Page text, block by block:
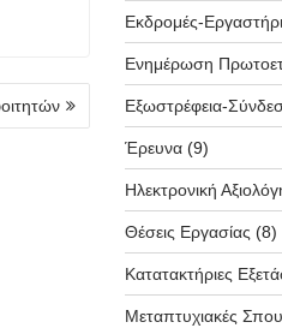
Εκδρομές-
Ενημέρωση
Εξωστρέφεια-
Έρευνα(9)
Ηλεκτρονική
Θέσεις Εργασίας (8)
Κατατακτήριες
Μεταπτυχιακές